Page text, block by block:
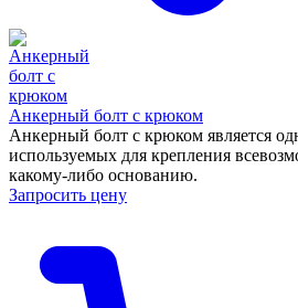
Анкерный болт с крюком
Анкерный болт с крюком является
используемых для крепления
какому-либо основанию.
Запросить цену